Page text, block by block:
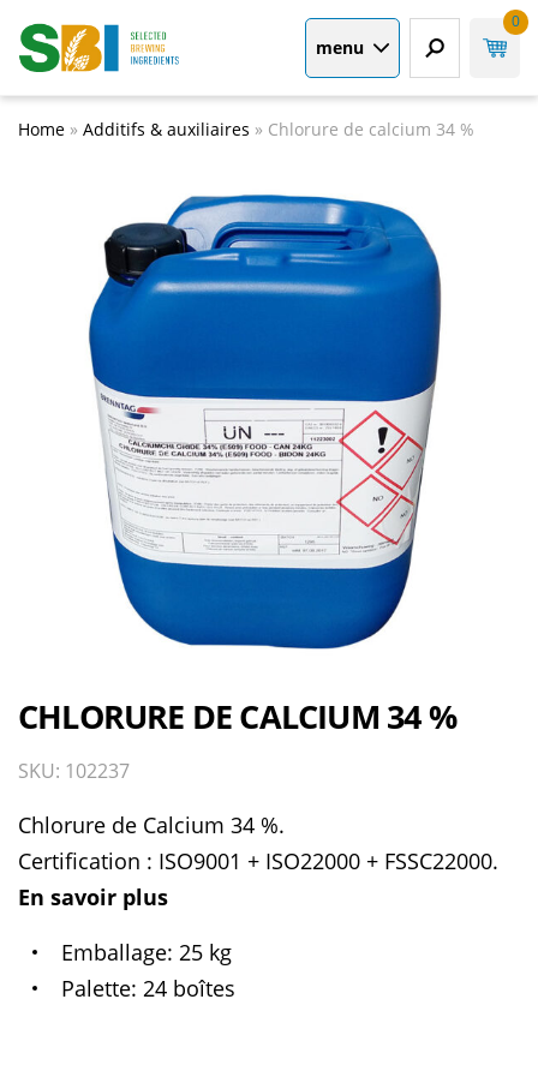
menu
0
Home » Additifs & auxiliaires » Chlorure de calcium 34 %
CHLORURE DE CALCIUM 34 %
SKU: 102237
Chlorure de Calcium 34 %.
Certification : ISO9001 + ISO22000 + FSSC22000.
En savoir plus
Emballage 25 kg
Palette 24 boîtes